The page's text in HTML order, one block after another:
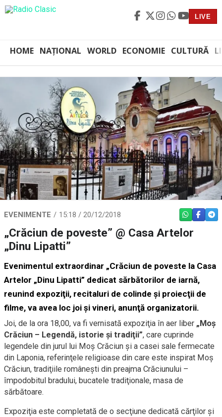
LIVE
HOME NAȚIONAL WORLD ECONOMIE CULTURĂ
EVENIMENTE 15:18 / 20/12/2018 WHATSAPP
„Crăciun de poveste” @ Casa Artelor
„Dinu Lipatti”
Evenimentul extraordinar „Crăciun de poveste la Casa
Artelor „Dinu Lipatti” dedicat sărbătorilor de iarnă,
reunind expoziţii, recitaluri de colinde şi proiecţii de
filme, va avea loc joi şi vineri, anunţă organizatorii.
Joi, de la ora 18,00, va fi vernisată expoziţia în aer liber „Moş
Crăciun – Legendă, istorie şi tradiţii”, care cuprinde
legendele din jurul lui Moş Crăciun şi a casei sale fermecate
din Laponia, referinţele religioase din care este inspirat Moş
Crăciun, tradiţiile româneşti din preajma Crăciunului –
împodobitul bradului, bucatele tradiţionale, masa de
sărbătoare.
Expoziţia este completată de o secţiune dedicată cărţilor şi